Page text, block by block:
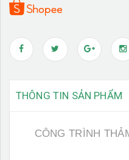
THÔNG TIN SẢN PHẨM
CÔNG TRÌNH